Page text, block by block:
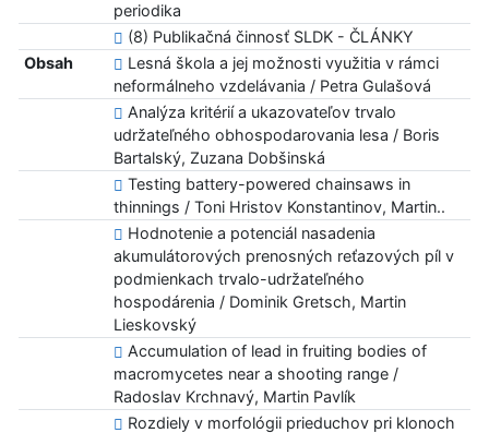
periodika
(8) Publikačná činnosť SLDK - ČLÁNKY
Obsah
Lesná škola a jej možnosti využitia v rámci
neformálneho vzdelávania / Petra Gulašová
Analýza kritérií a ukazovateľov trvalo
udržateľného obhospodarovania lesa / Boris
Bartalský, Zuzana Dobšinská
Testing battery-powered chainsaws in
thinnings / Toni Hristov Konstantinov, Martin..
Hodnotenie a potenciál nasadenia
akumulátorových prenosných reťazových píl v
podmienkach trvalo-udržateľného
hospodárenia / Dominik Gretsch, Martin
Lieskovský
Accumulation of lead in fruiting bodies of
macromycetes near a shooting range /
Radoslav Krchnavý, Martin Pavlík
Rozdiely v morfológii prieduchov pri klonoch